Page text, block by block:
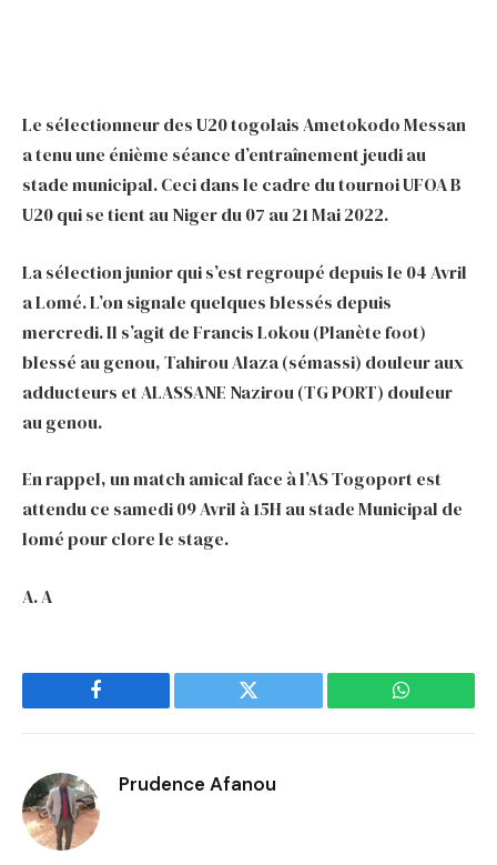
Le sélectionneur des U20 togolais Ametokodo Messan
a tenu une énième séance d’entraînement jeudi au
stade municipal. Ceci dans le cadre du tournoi UFOA B
U20 qui se tient au Niger du 07 au 21 Mai 2022.
La sélection junior qui s’est regroupé depuis le 04 Avril
a Lomé. L’on signale quelques blessés depuis
mercredi. Il s’agit de Francis Lokou (Planète foot)
blessé au genou, Tahirou Alaza (sémassi) douleur aux
adducteurs et ALASSANE Nazirou (TG PORT) douleur
au genou.
En rappel, un match amical face à l’AS Togoport est
attendu ce samedi 09 Avril à 15H au stade Municipal de
lomé pour clore le stage.
A. A
Facebook Twitter WhatsApp
Prudence Afanou